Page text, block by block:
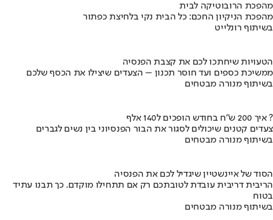
מהפכת הרובוטיקה לבית
מהפכת הניקיון החכם: כל הבית נקי בלחיצת כפתור
בשיתוף רונלייט
הטעויות שיחתכו לכם את קצבת הפנסיה
ממשיכת כספים ועד חוסר תכנון – הצעדים שיצילו את הכסף שלכם
בשיתוף מנורה מבטחים
איך 200 ש"ח בחודש הופכים ל140 אלף ?
צעדים קטנים שיכולים לסגור את הבור הפנסיוני בין נשים לגברים
בשיתוף מנורה מבטחים
הסוד של איינשטיין שיגדיל לכם את הפנסיה
הריבית דריבית עובדת לטובתכם רק אם תתחילו מוקדם. כך תבנו עתיד
בטוח
בשיתוף מנורה מבטחים